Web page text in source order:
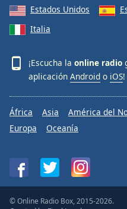
Estados Unidos
Italia
¡Escucha la online radio
aplicación Android o iOS!
África Asia América del
Europa
Oceanía
© Online Radio Box, 2015-2026.